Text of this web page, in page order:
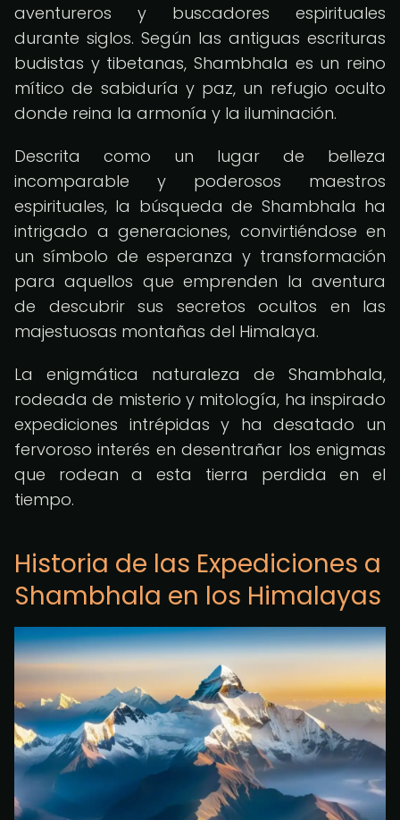
aventureros y buscadores espirituales
durante siglos. Según las antiguas escrituras
budistas y tibetanas, Shambhala es un reino
mítico de sabiduría y paz, un refugio oculto
donde reina la armonía y la iluminación.
Descrita como un lugar de belleza
incomparable y poderosos maestros
espirituales, la búsqueda de Shambhala ha
intrigado a generaciones, convirtiéndose en
un símbolo de esperanza y transformación
para aquellos que emprenden la aventura
de descubrir sus secretos ocultos en las
majestuosas montañas del Himalaya.
La enigmática naturaleza de Shambhala,
rodeada de misterio y mitología, ha inspirado
expediciones intrépidas y ha desatado un
fervoroso interés en desentrañar los enigmas
que rodean a esta tierra perdida en el
tiempo.
Historia de las Expediciones a
Shambhala en los Himalayas